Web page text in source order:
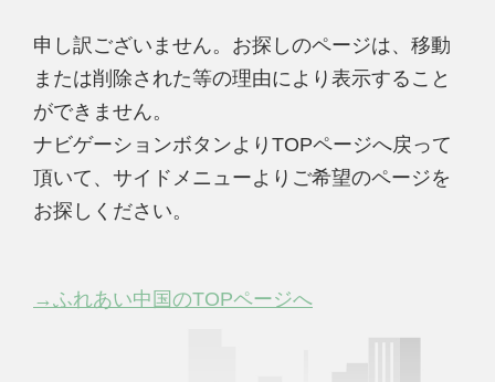
申し訳ございません。お探しのページは、移動
または削除された等の理由により表示すること
ができません。
ナビゲーションボタンよりTOPページへ戻って
頂いて、サイドメニューよりご希望のページを
お探しください。
→ふれあい中国のTOPページへ